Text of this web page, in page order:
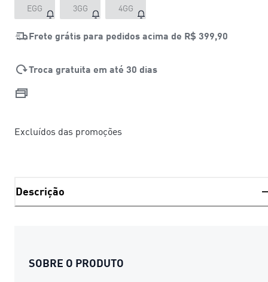
EGG 3GG 4GG
Frete grátis para pedidos acima de R$ 399,90
Troca gratuita em até 30 dias
Excluídos das promoções
Descrição
SOBRE O PRODUTO